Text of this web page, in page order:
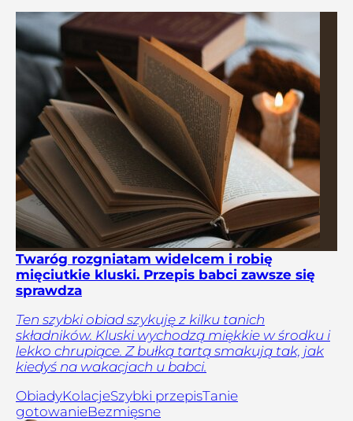
Twaróg rozgniatam widelcem i robię
mięciutkie kluski. Przepis babci zawsze się
sprawdza
Ten szybki obiad szykuję z kilku tanich
składników. Kluski wychodzą miękkie w środku i
lekko chrupiące. Z bułką tartą smakują tak, jak
kiedyś na wakacjach u babci.
ObiadyKolacjeSzybki przepisTanie
gotowanieBezmięsne